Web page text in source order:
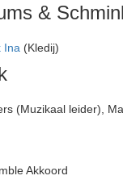
&
Ina (Kledij)
(Muzikaal leider),
Akkoord